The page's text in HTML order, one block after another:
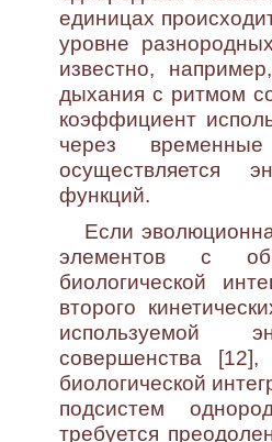
единицах
уровне
известно,
дыхания с ритмом
коэффициент
через
осуществляется
функций.
Если
элементов с
биологической
второго
используемой
совершенства
биологической
подсистем
требуется